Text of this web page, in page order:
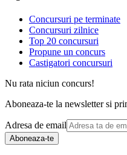
Concursuri pe terminate
Concursuri zilnice
Top 20 concursuri
Propune un concurs
Castigatori concursuri
Nu rata niciun concurs!
Aboneaza-te la newsletter si
Adresa de email
Aboneaza-te